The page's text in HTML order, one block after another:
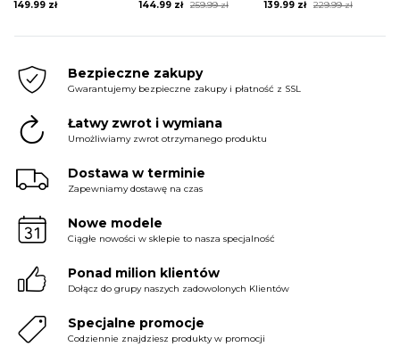
149.99 zł 259.99zł
Original
144.99 zł
Current
229.99zł
Original
139.99 zł
Current
Bezpieczne zakupy
Gwarantujemy bezpieczne zakupy i płatność z SSL
Łatwy zwrot i wymiana
Umożliwiamy zwrot otrzymanego produktu
Dostawa w terminie
Zapewniamy dostawę na czas
Nowe modele
Ciągłe nowości w sklepie to nasza specjalność
Ponad milion klientów
Dołącz do grupy naszych zadowolonych Klientów
Specjalne promocje
Codziennie znajdziesz produkty w promocji